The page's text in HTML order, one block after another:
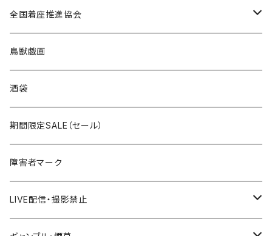
国道100～199号線
国道600～699号線
国道700～799号線
キャップ
ROUTE 0～99号線
ROUTE100～199号線
ROUTE600～699号線
Tシャツ
ROUTE 0～99号線
ROUTE 100～199号線
キャップ
ROUTE 0～99号線
ROUTE 100～199号線
北海道
青森県
岩手県
宮城県
秋田県
Tシャツ
ステッカー
山形県
全国着座推進協会
ステッカー
鳥獣戯画
酒袋
期間限定SALE（セール）
障害者マーク
LIVE配信・撮影禁止